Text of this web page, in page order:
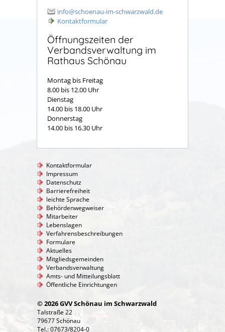
info@schoenau-im-schwarzwald.de
Kontaktformular
Öffnungszeiten der
Verbandsverwaltung im
Rathaus Schönau
Montag bis Freitag
8.00 bis 12.00 Uhr
Dienstag
14.00 bis 18.00 Uhr
Donnerstag
14.00 bis 16.30 Uhr
Kontaktformular
Impressum
Datenschutz
Barrierefreiheit
leichte Sprache
Behördenwegweiser
Mitarbeiter
Lebenslagen
Verfahrensbeschreibungen
Formulare
Aktuelles
Mitgliedsgemeinden
Verbandsverwaltung
Amts- und Mitteilungsblatt
Öffentliche Einrichtungen
© 2026 GVV Schönau im Schwarzwald
Talstraße 22
79677 Schönau
Tel.: 07673/8204-0